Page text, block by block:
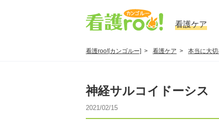
看護ケア
看護roo![カンゴルー] 看護ケア 本当に大
神経サルコイドーシス
2021/02/15